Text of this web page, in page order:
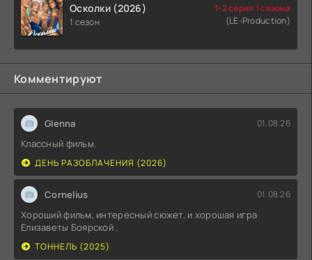
Осколки (2026)
1 сезон
1-2 серия 1 сезона
(LE-Production)
Комментируют
Glenna 01.08.26
Классный фильм.
ДЕНЬ РАЗОБЛАЧЕНИЯ (2026)
Cornelius 01.08.26
Хороший фильм, интересный сюжет, и хорошая игра
Елизаветы Боярской .
ТОННЕЛЬ (2025)